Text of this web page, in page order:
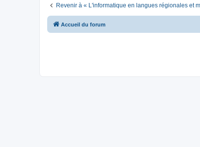
Revenir à « L'informatique en langues régionales et
Accueil du forum